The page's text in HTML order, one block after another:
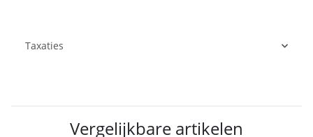
Taxaties
Vergelijkbare artikelen